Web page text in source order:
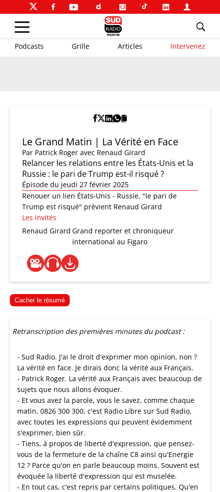
Podcasts Grille Articles Intervenez
Le Grand Matin | La Vérité en Face
Par Patrick Roger avec Renaud Girard
Relancer les relations entre les États-Unis et la
Russie : le pari de Trump est-il risqué ?
Épisode du jeudi 27 février 2025
Renouer un lien États-Unis - Russie, "le pari de
Trump est risqué" prévient Renaud Girard
Les invités
Renaud Girard Grand reporter et chroniqueur
international au Figaro
Cacher le résumé
Retranscription des premières minutes du podcast :
- Sud Radio. J'ai le droit d'exprimer mon opinion, non ?
La vérité en face. Je dirais donc la vérité aux Français.
- Patrick Roger. La vérité aux Français avec beaucoup de
sujets que nous allons évoquer.
- Et vous avez la parole, vous le savez, comme chaque
matin, 0826 300 300, c'est Radio Libre sur Sud Radio,
avec toutes les expressions qui peuvent évidemment
s'exprimer, bien sûr.
- Tiens, à propos de liberté d'expression, que pensez-
vous de la fermeture de la chaîne C8 ainsi qu'Energie
12 ? Parce qu'on en parle beaucoup moins. Souvent est
évoquée la liberté d'expression qui est muselée.
- En tout cas, c'est repris par certains politiques. Qu'en